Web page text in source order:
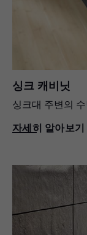
싱크 캐비닛
싱크대 주변의
자세히 알아보기